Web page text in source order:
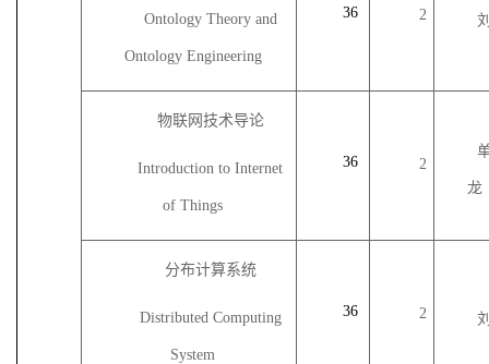
Ontology Theory and
Ontology Engineering
36 2
物联网技术导论
Introduction to Internet
of Things
36 2
龙
分布计算系统
Distributed Computing
System
36 2